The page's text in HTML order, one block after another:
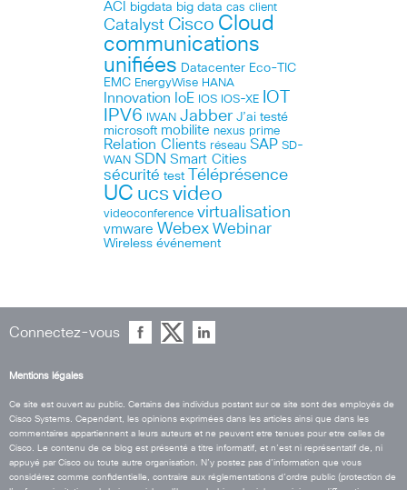
ACI bigdata big data cas client
Catalyst Cisco Cloud
communications
unifiées Datacenter Eco-TIC
EMC EnergyWise HANA
Innovation IoE IOS IOS-XE IOT
IPV6 IWAN Jabber J’ai testé
microsoft mobilite nexus prime
Relation Clients réseau SAP SD-
WAN SDN Smart Cities
sécurité test Téléprésence
UC ucs video
videoconference virtualisation
vmware Webex Webinar
Wireless événement
Connectez-vous
Mentions légales
Ce site est ouvert au public. Certains des individus postant sur ce site sont des employés de
Cisco Systems. Cependant, les opinions exprimées dans les articles ainsi que dans les
commentaires appartiennent a leurs auteurs et ne peuvent etre tenues pour etre celles de
Cisco. Le contenu de ce blog est présenté a titre informatif, et n’est ni représentatif de, ni
appuyé par Cisco ou toute autre organisation. N’y postez pas d’information que vous
considérez comme confidentielle, contraire aux réglementations d’ordre public (protection de